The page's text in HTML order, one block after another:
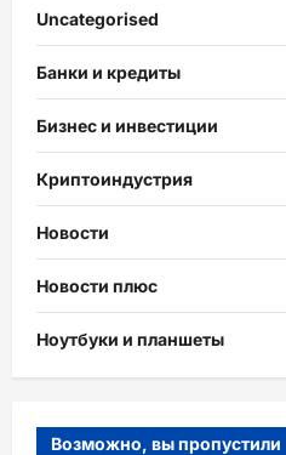
Uncategorised
Банки и кредиты
Бизнес и инвестиции
Криптоиндустрия
Новости
Новости плюс
Ноутбуки и планшеты
Возможно, вы пропустили